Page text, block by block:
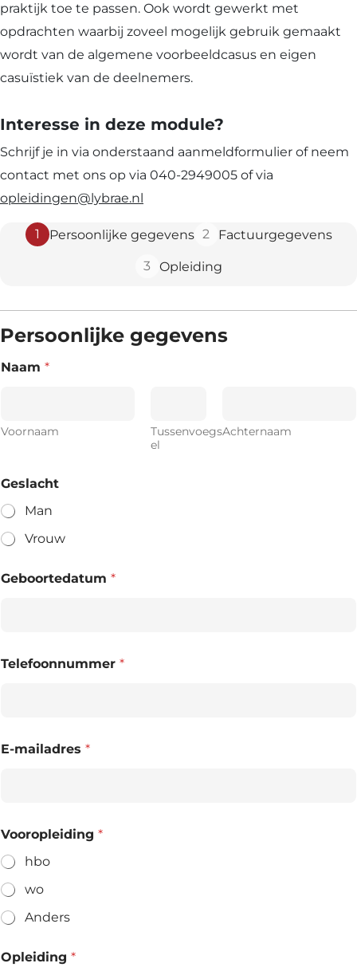
praktijk toe te passen. Ook wordt gewerkt met
opdrachten waarbij zoveel mogelijk gebruik gemaakt
wordt van de algemene voorbeeldcasus en eigen
casuïstiek van de deelnemers.
Interesse in deze module?
Schrijf je in via onderstaand aanmeldformulier of neem
contact met ons op via 040-2949005 of via
opleidingen@lybrae.nl
1 Persoonlijke gegevens 2 Factuurgegevens
3 Opleiding
Persoonlijke gegevens
Naam *
Voornaam
Tussenvoegs
el
Achternaam
Geslacht
Man
Vrouw
Geboortedatum *
Telefoonnummer *
E-mailadres *
Vooropleiding *
hbo
wo
Anders
Opleiding *